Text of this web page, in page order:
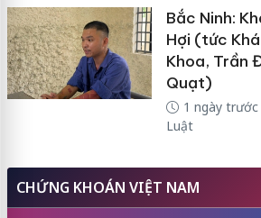
Bắc Ninh:
Hợi (tức
Khoa, Trần
Quạt)
1 ngày trước
Luật
CHỨNG KHOÁN VIỆT NAM